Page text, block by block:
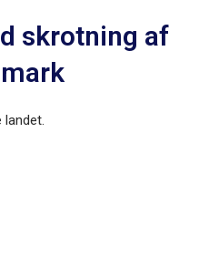
skrotning af
landet.